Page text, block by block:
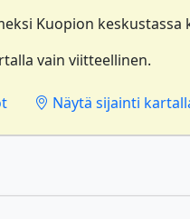
Kuopion keskustassa
vain viitteellinen.
Näytä sijainti